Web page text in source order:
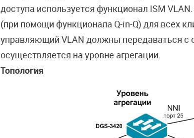
доступа используется функционал ISM
(при помощи функционала Q-in-Q) для всех
управляющий VLAN должны передаваться с
осуществляется на уровне агрегации.
Топология